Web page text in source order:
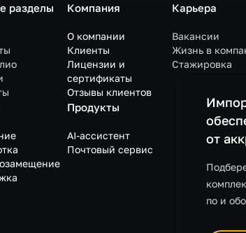
разделы Компания
О компании
Клиенты
Лицензии и
сертификаты
Отзывы клиентов
Карьера
Вакансии
Жизнь в
Стажировка
Продукты
AI-ассистент
Почтовый сервис
от
по и